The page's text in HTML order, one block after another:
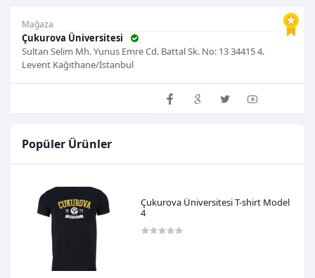
Mağaza
Çukurova Üniversitesi
Sultan Selim Mh. Yunus Emre Cd. Battal Sk. No: 13 34415 4.
Levent Kağıthane/İstanbul
Popüler Ürünler
Çukurova Üniversitesi T-shirt Model
4